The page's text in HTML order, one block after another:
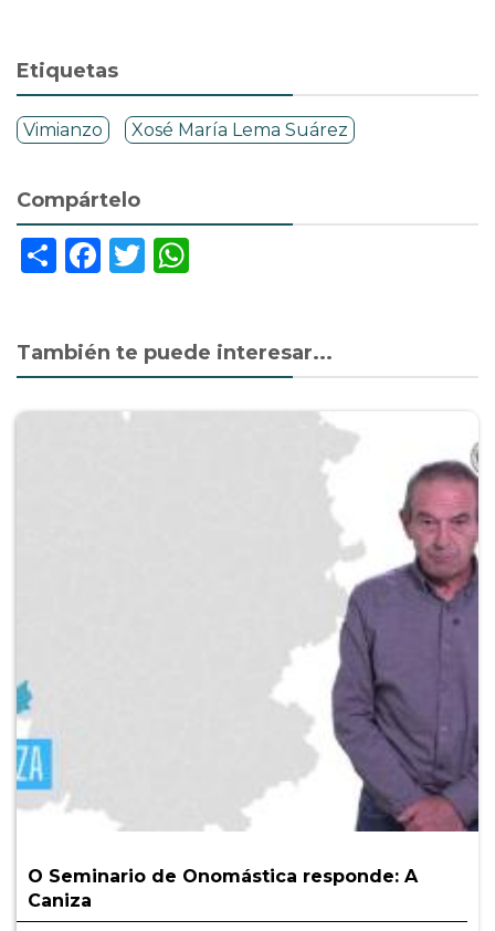
Etiquetas
Vimianzo Xosé María Lema Suárez
Compártelo
También te puede interesar...
O Seminario de Onomástica responde: A
Caniza